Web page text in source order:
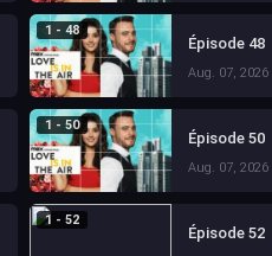
1 - 48
Épisode 48
Aug. 07, 2026
1 - 50
Épisode 50
Aug. 07, 2026
1 - 52
Épisode 52